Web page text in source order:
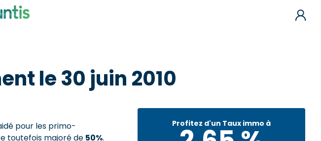
le 30 juin 2010
pour les primo-
toutefois majoré de 50%.
Profitez d'un Taux immo à